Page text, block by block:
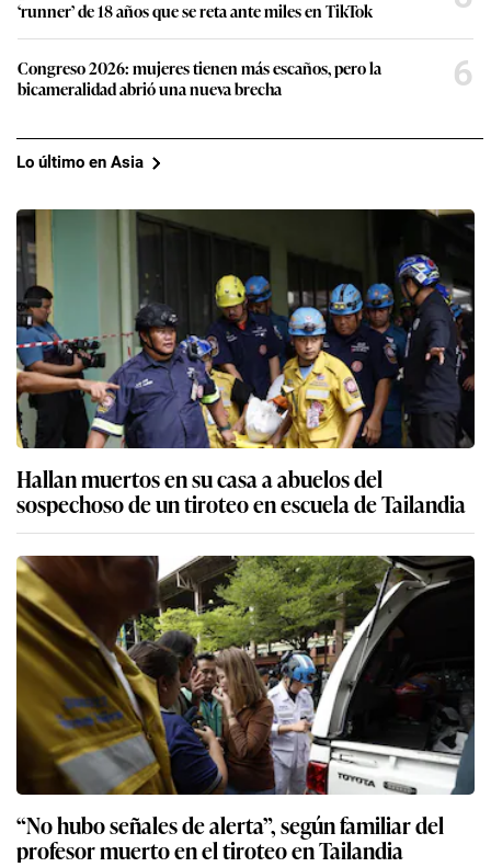
‘runner’ de 18 años que se reta ante miles en TikTok
Congreso 2026: mujeres tienen más escaños, pero la
bicameralidad abrió una nueva brecha
6
Lo último en Asia
Hallan muertos en su casa a abuelos del
sospechoso de un tiroteo en escuela de Tailandia
“No hubo señales de alerta”, según familiar del
profesor muerto en el tiroteo en Tailandia